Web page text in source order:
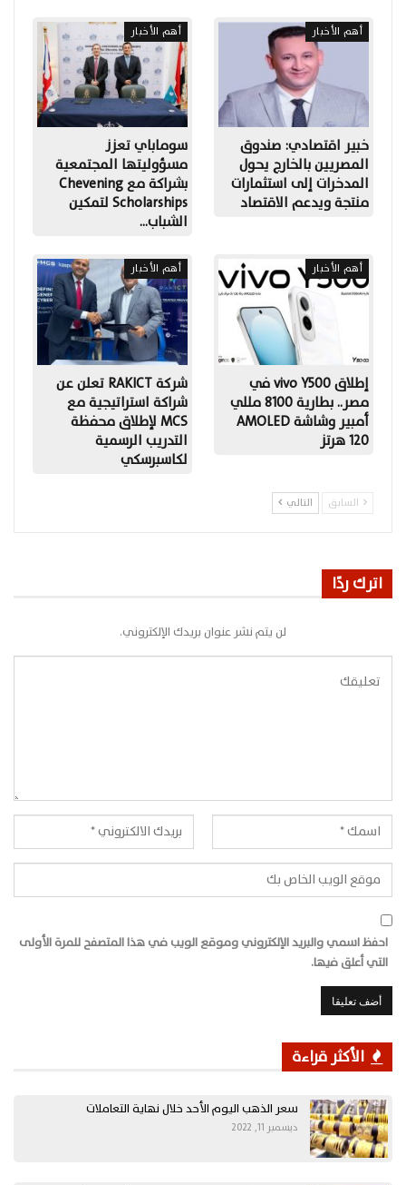
أهم الأخبار
خبير اقتصادي: صندوق
المصريين بالخارج يحول
المدخرات إلى استثمارات
منتجة ويدعم الاقتصاد
أهم الأخبار
سوماباي تعزز
مسؤوليتها المجتمعية
بشراكة مع Chevening
Scholarships لتمكين
الشباب…
أهم الأخبار
إطلاق vivo Y500 في
مصر.. بطارية 8100 مللي
أمبير وشاشة AMOLED
120 هرتز
أهم الأخبار
شركة RAKICT تعلن عن
شراكة استراتيجية مع
MCS لإطلاق محفظة
التدريب الرسمية
لكاسبرسكي
السابق التالي
اترك ردًا
لن يتم نشر عنوان بريدك الإلكتروني.
احفظ اسمي والبريد الإلكتروني وموقع الويب في هذا المتصفح للمرة الأولى
التي أعلق فيها.
الأكثر قراءة
سعر الذهب اليوم الأحد خلال نهاية التعاملات
ديسمبر 11, 2022